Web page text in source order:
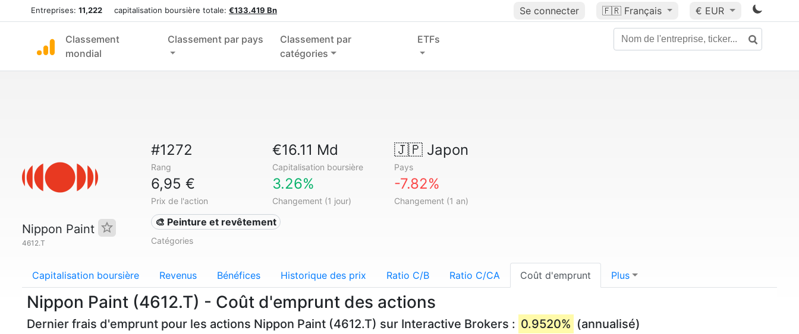
Entreprises: 11,222 capitalisation boursière totale: €133.419 Bn Se connecter 🇫🇷 Français € EUR
Classement
mondial
Classement par pays
Classement par
catégories
ETFs
Nippon Paint
4612.T
#1272
Rang
€16.11 Md
Capitalisation boursière
🇯🇵Japon
Pays
6,95 €
Prix de l'action
3.26%
Changement (1 jour)
-7.82%
Changement (1 an)
🎨 Peinture et revêtement
Catégories
Capitalisation boursière Revenus Bénéfices Historique des prix Ratio C/B Ratio C/CA Coût d'emprunt Plus
Nippon Paint (4612.T) - Coût d'emprunt des actions
Dernier frais d'emprunt pour les actions Nippon Paint (4612.T) sur Interactive Brokers : 0.9520% (annualisé)